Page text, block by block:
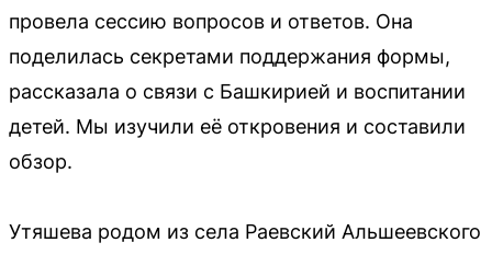
провела сессию вопросов и ответов. Она
поделилась секретами поддержания формы,
рассказала о связи с Башкирией и воспитании
детей. Мы изучили её откровения и составили
обзор.
Утяшева родом из села Раевский Альшеевского